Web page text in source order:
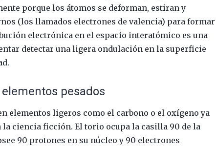
porque los átomos se deforman, estiran y
(los llamados electrones de valencia) para formar
electrónica en el espacio interatómico es una
detectar una ligera ondulación en la superficie
pesados
elementos ligeros como el carbono o el oxígeno ya
ciencia ficción. El torio ocupa la casilla 90 de la
90 protones en su núcleo y 90 electrones